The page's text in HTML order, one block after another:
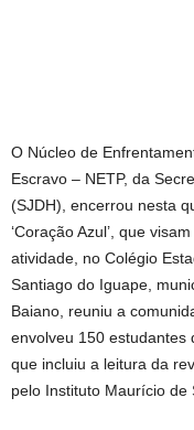
O Núcleo de
Escravo – NETP, da
(SJDH), encerrou nesta
‘Coração Azul’, que
atividade, no Colégio
Santiago do Iguape,
Baiano, reuniu a
envolveu 150 estudantes
que incluiu a leitura da
pelo Instituto Maurício de